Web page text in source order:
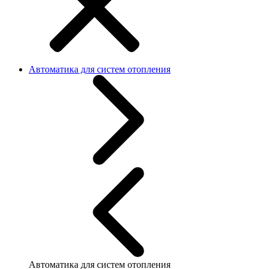
Автоматика для систем отопления
Автоматика для систем отопления